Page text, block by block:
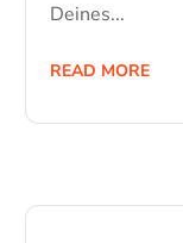
Deines...
READ MORE